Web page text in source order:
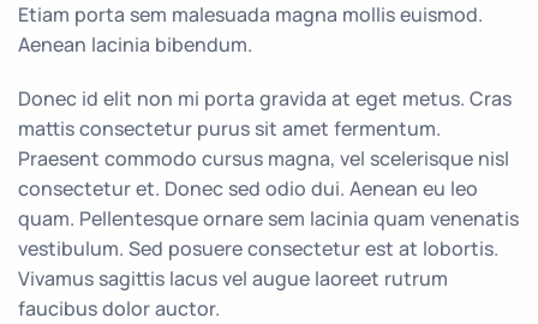
Etiam porta sem malesuada magna mollis euismod.
Aenean lacinia bibendum.
Donec id elit non mi porta gravida at eget metus. Cras
mattis consectetur purus sit amet fermentum.
Praesent commodo cursus magna, vel scelerisque nisl
consectetur et. Donec sed odio dui. Aenean eu leo
quam. Pellentesque ornare sem lacinia quam venenatis
vestibulum. Sed posuere consectetur est at lobortis.
Vivamus sagittis lacus vel augue laoreet rutrum
faucibus dolor auctor.